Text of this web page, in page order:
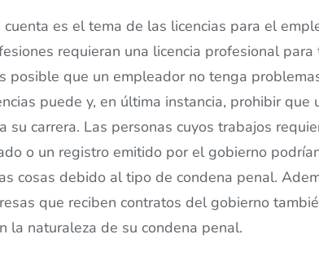
es el tema de las licencias para el
requieran una licencia profesional para
posible que un empleador no tenga
puede y, en última instancia, prohibir que
su carrera. Las personas cuyos trabajos
o un registro emitido por el gobierno
cosas debido al tipo de condena penal.
que reciben contratos del gobierno
la naturaleza de su condena penal.